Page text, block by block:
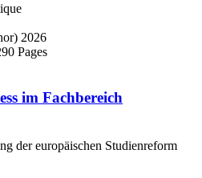
2026
Pages
im Fachbereich
der europäischen Studienreform